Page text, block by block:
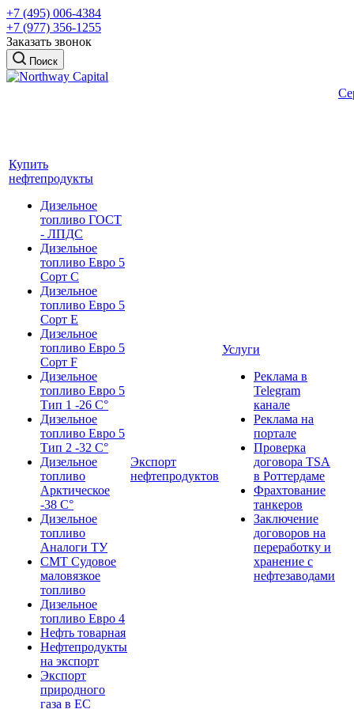
+7 (495) 006-4384
+7 (977) 356-1255
Заказать звонок
Поиск
Купить
нефтепродукты
Дизельное
топливо ГОСТ
- ЛПДС
Дизельное
топливо Евро 5
Сорт С
Дизельное
топливо Евро 5
Сорт Е
Дизельное
топливо Евро 5
Сорт F
Дизельное
топливо Евро 5
Тип 1 -26 С°
Дизельное
топливо Евро 5
Тип 2 -32 С°
Дизельное
топливо
Арктическое
-38 С°
Дизельное
топливо
Аналоги ТУ
СМТ Судовое
маловязкое
топливо
Дизельное
топливо Евро 4
Нефть товарная
Нефтепродукты
на экспорт
Экспорт
природного
газа в EC
Экспорт
нефтепродуктов
Услуги
Реклама в
Telegram
канале
Реклама на
портале
Проверка
договора TSA
в Роттердаме
Фрахтование
танкеров
Заключение
договоров на
переработку и
хранение с
нефтезаводами